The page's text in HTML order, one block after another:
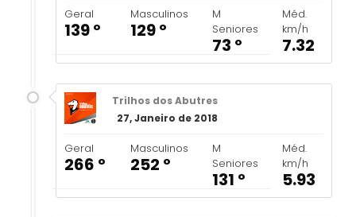
Geral
139 º
Masculinos
129 º
M
Seniores
73 º
Méd.
km/h
7.32
Trilhos dos Abutres
27, Janeiro de 2018
Geral
266 º
Masculinos
252 º
M
Seniores
131 º
Méd.
km/h
5.93